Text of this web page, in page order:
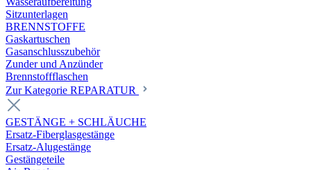
Sitzunterlagen
BRENNSTOFFE
Gaskartuschen
Gasanschlusszubehör
Zunder und Anzünder
Brennstoffflaschen
Zur Kategorie REPARATUR
GESTÄNGE + SCHLÄUCHE
Ersatz-Fiberglasgestänge
Ersatz-Alugestänge
Gestängeteile